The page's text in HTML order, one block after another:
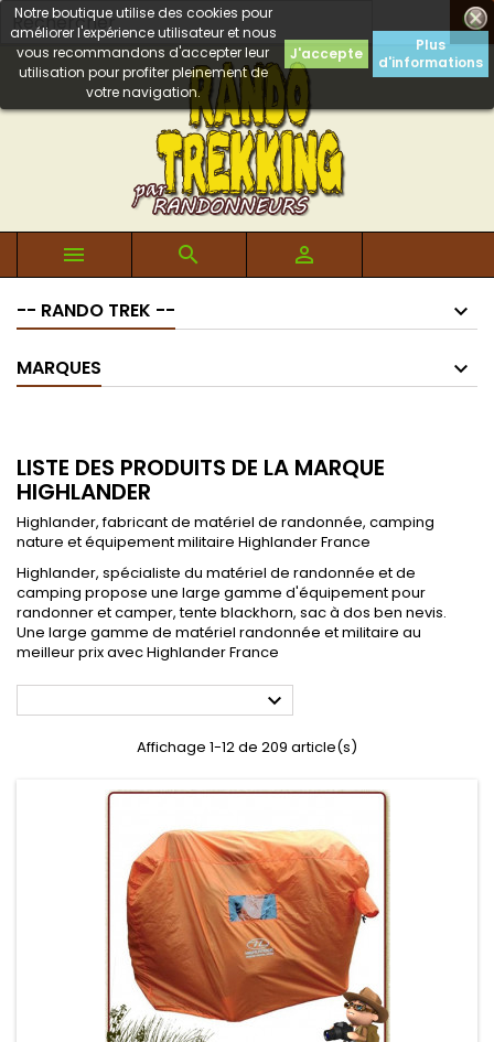

Notre boutique utilise des cookies pour
améliorer l'expérience utilisateur et nous
vous recommandons d'accepter leur
utilisation pour profiter pleinement de
votre navigation.
J'accepte
Plus
d'informations
  
-- RANDO TREK --
MARQUES
LISTE DES PRODUITS DE LA MARQUE
HIGHLANDER
Highlander, fabricant de matériel de randonnée, camping
nature et équipement militaire Highlander France
Highlander, spécialiste du matériel de randonnée et de
camping propose une large gamme d'équipement pour
randonner et camper, tente blackhorn, sac à dos ben nevis.
Une large gamme de matériel randonnée et militaire au
meilleur prix avec Highlander France

Affichage 1-12 de 209 article(s)